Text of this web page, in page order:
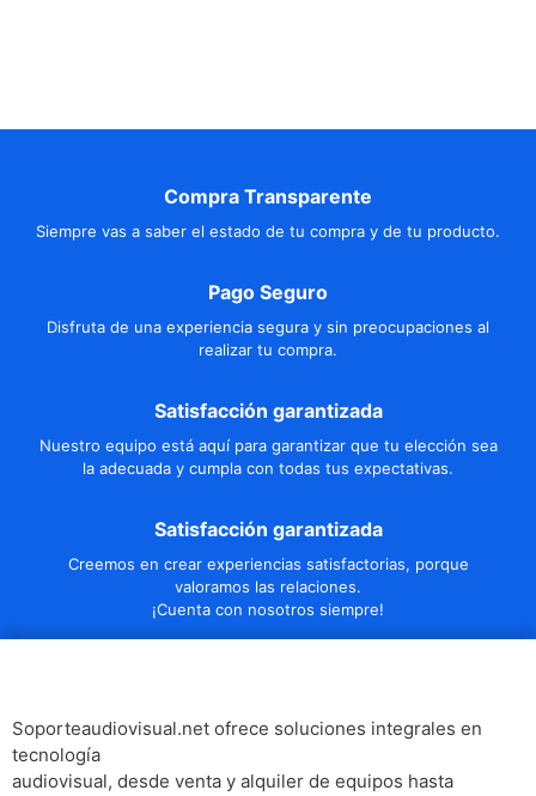
Compra Transparente
Siempre vas a saber el estado de tu compra y de tu producto.
Pago Seguro
Disfruta de una experiencia segura y sin preocupaciones al
realizar tu compra.
Satisfacción garantizada
Nuestro equipo está aquí para garantizar que tu elección sea
la adecuada y cumpla con todas tus expectativas.
Satisfacción garantizada
Creemos en crear experiencias satisfactorias, porque
valoramos las relaciones.
¡Cuenta con nosotros siempre!
Soporteaudiovisual.net ofrece soluciones integrales en
tecnología
audiovisual, desde venta y alquiler de equipos hasta